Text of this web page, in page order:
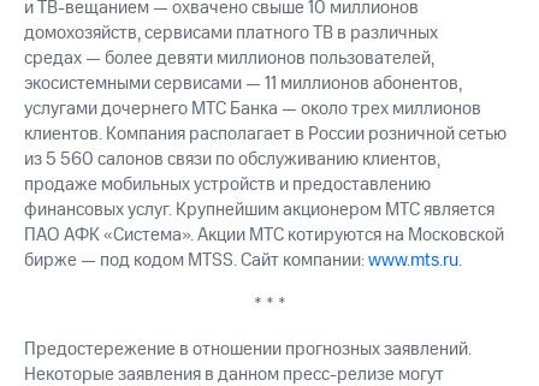
иТВ-вещанием— охвачено свыше 10 миллионов
домохозяйств, сервисами платного ТВ в различных
средах — более девяти миллионов пользователей,
экосистемными сервисами — 11 миллионов абонентов,
услугами дочернего МТС Банка — около трех миллионов
клиентов. Компания располагает в России розничной сетью
из 5 560 салонов связи по обслуживанию клиентов,
продаже мобильных устройств и предоставлению
финансовых услуг. Крупнейшим акционером МТС является
ПАО АФК «Система». Акции МТС котируются на Московской
бирже — под кодом MTSS. Сайт компании:www.mts.ru.
* * *
Предостережение в отношении прогнозных заявлений.
Некоторые заявления в данномпресс-релизе могут